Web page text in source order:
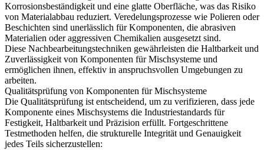
Korrosionsbeständigkeit und eine glatte Oberfläche, was das Risiko
von Materialabbau reduziert. Veredelungsprozesse wie Polieren oder
Beschichten sind unerlässlich für Komponenten, die abrasiven
Materialien oder aggressiven Chemikalien ausgesetzt sind.
Diese Nachbearbeitungstechniken gewährleisten die Haltbarkeit und
Zuverlässigkeit von Komponenten für Mischsysteme und
ermöglichen ihnen, effektiv in anspruchsvollen Umgebungen zu
arbeiten.
Qualitätsprüfung von Komponenten für Mischsysteme
Die Qualitätsprüfung ist entscheidend, um zu verifizieren, dass jede
Komponente eines Mischsystems die Industriestandards für
Festigkeit, Haltbarkeit und Präzision erfüllt. Fortgeschrittene
Testmethoden helfen, die strukturelle Integrität und Genauigkeit
jedes Teils sicherzustellen: